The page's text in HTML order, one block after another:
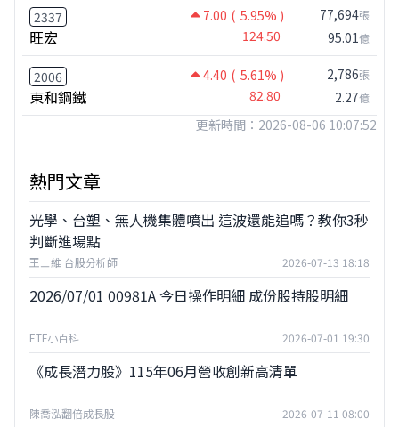
2337 7.00 ( 5.95% )
旺宏 124.50
77,694張
95.01億
2006 4.40 ( 5.61% )
東和鋼鐵 82.80
2,786張
2.27億
更新時間：2026-08-06 10:07:52
熱門文章
光學、台塑、無人機集體噴出 這波還能追嗎？教你3秒
判斷進場點
王士維 台股分析師 2026-07-13 18:18
2026/07/01 00981A 今日操作明細 成份股持股明細
ETF小百科 2026-07-01 19:30
《成長潛力股》115年06月營收創新高清單
陳喬泓翻倍成長股 2026-07-11 08:00